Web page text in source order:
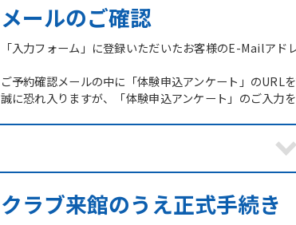
メールのご確認
「入力フォーム」に登録いただいたお客様のE-Mailア
ご予約確認メールの中に「体験申込アンケート」のURL
誠に恐れ入りますが、「体験申込アンケート」のご入力を
クラブ来館のうえ正式手続き